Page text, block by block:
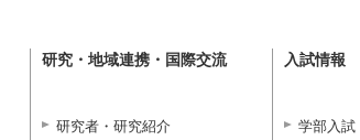
研究・地域連携・国際交流
研究者・研究紹介
入試情報
学部入試